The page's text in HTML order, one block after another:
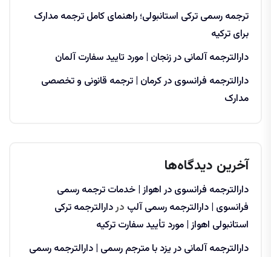
ترجمه رسمی ترکی استانبولی؛ راهنمای کامل ترجمه مدارک
برای ترکیه
دارالترجمه آلمانی در زنجان | مورد تایید سفارت آلمان
دارالترجمه فرانسوی در کرمان | ترجمه قانونی و تخصصی
مدارک
آخرین دیدگاه‌ها
دارالترجمه فرانسوی در اهواز | خدمات ترجمه رسمی
فرانسوی | دارالترجمه رسمی آلپ دردارالترجمه ترکی
استانبولی اهواز | مورد تأیید سفارت ترکیه
دارالترجمه آلمانی در یزد با مترجم رسمی | دارالترجمه رسمی